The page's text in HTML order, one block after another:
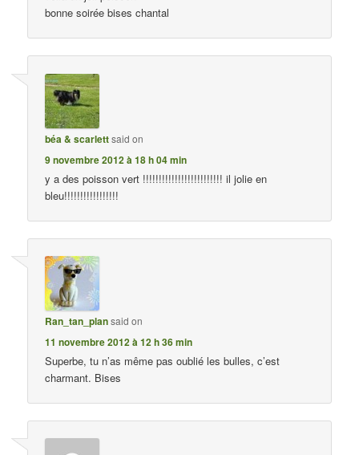
bonne soirée bises chantal
béa & scarlettsaid on
9 novembre 2012 à 18 h 04 min
y a des poisson vert !!!!!!!!!!!!!!!!!!!!!!!!! il jolie en
bleu!!!!!!!!!!!!!!!!!
Ran_tan_plansaid on
11 novembre 2012 à 12 h 36 min
Superbe, tu n’as même pas oublié les bulles, c’est
charmant. Bises